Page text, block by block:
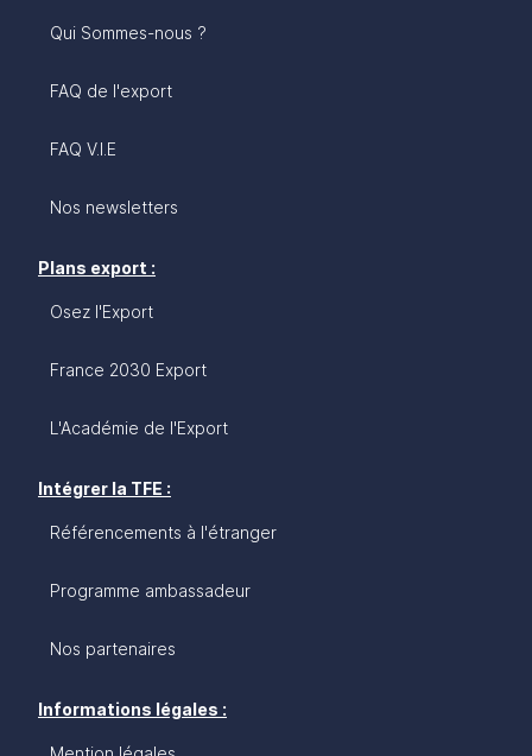
Qui Sommes-nous ?
FAQ de l'export
FAQ V.I.E
Nos newsletters
Plans export :
Osez l'Export
France 2030 Export
L'Académie de l'Export
Intégrer la TFE :
Référencements à l'étranger
Programme ambassadeur
Nos partenaires
Informations légales :